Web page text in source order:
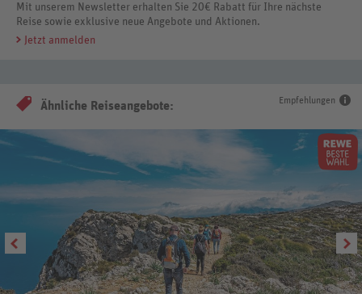
Mit unserem Newsletter erhalten Sie 20€ Rabatt für Ihre nächste
Reise sowie exklusive neue Angebote und Aktionen.
Jetzt anmelden
Empfehlungen
Ähnliche Reiseangebote: